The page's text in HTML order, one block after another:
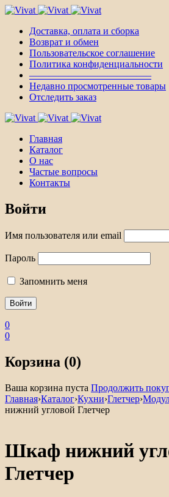
Доставка, оплата и сборка
Возврат и обмен
Пользовательское соглашение
Политика конфиденциальности
————————————–
Недавно просмотренные товары
Отследить заказ
Главная
Каталог
О нас
Частые вопросы
Контакты
Войти
Имя пользователя или email
Пароль
Запомнить меня
0
0
Корзина (0)
Ваша корзина пуста Продолжить
Главная›Каталог›Кухни›Глетчер›
нижний угловой Глетчер
Шкаф нижний
Глетчер